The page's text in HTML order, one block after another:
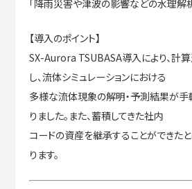
「降雨災害や津波の影響などの水理解
【導入のポイント】
SX-Aurora TSUBASA導入により、計
し、流体シミュレーションにおける
多様な流体現象の解明・予測結果が手
りました。また、蓄積してきた社内
コードの資産を継承することができた
ります。